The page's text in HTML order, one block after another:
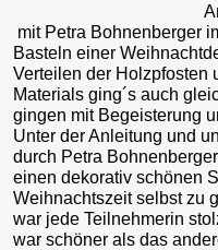
mit Petra Bohnenberger
Basteln einer
Verteilen der Holzpfosten
Materials ging´s auch
gingen mit Begeisterung
Unter der Anleitung und
durch Petra
einen dekorativ schönen
Weihnachtszeit selbst zu
war jede Teilnehmerin
war schöner als das